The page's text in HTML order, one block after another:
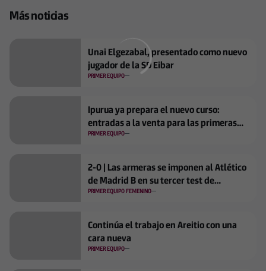
Más noticias
Unai Elgezabal, presentado como nuevo
jugador de la SD Eibar
PRIMER EQUIPO
Ipurua ya prepara el nuevo curso:
entradas a la venta para las primeras
jornadas
PRIMER EQUIPO
2-0 | Las armeras se imponen al Atlético
de Madrid B en su tercer test de
pretemporada
PRIMER EQUIPO FEMENINO
Continúa el trabajo en Areitio con una
cara nueva
PRIMER EQUIPO